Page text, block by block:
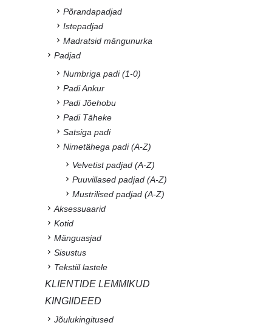
Põrandapadjad
Istepadjad
Madratsid mängunurka
Padjad
Numbriga padi (1-0)
Padi Ankur
Padi Jõehobu
Padi Täheke
Satsiga padi
Nimetähega padi (A-Z)
Velvetist padjad (A-Z)
Puuvillased padjad (A-Z)
Mustrilised padjad (A-Z)
Aksessuaarid
Kotid
Mänguasjad
Sisustus
Tekstiil lastele
KLIENTIDE LEMMIKUD
KINGIIDEED
Jõulukingitused